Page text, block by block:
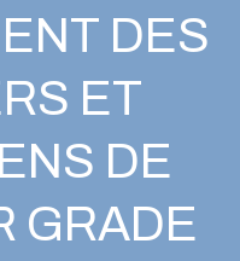
DES
ET
DE
GRADE